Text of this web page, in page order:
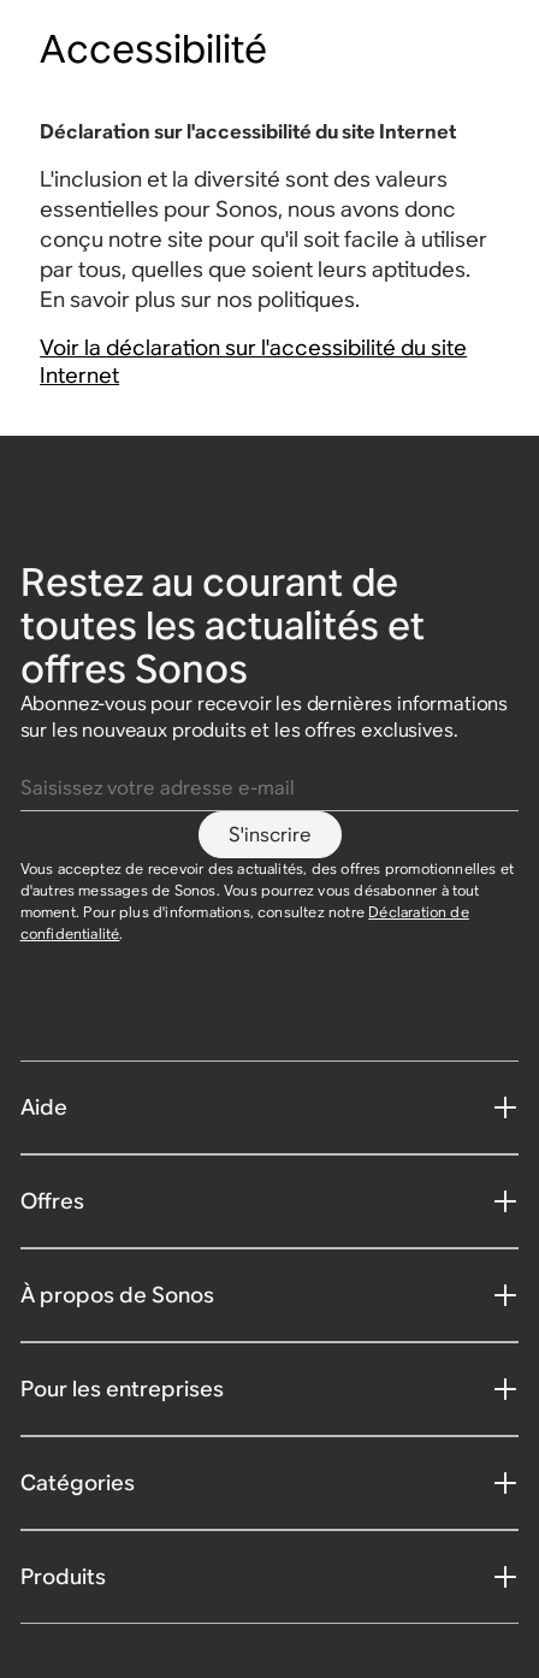
Accessibilité
Déclaration sur l'accessibilité du site Internet
L'inclusion et la diversité sont des valeurs
essentielles pour Sonos, nous avons donc
conçu notre site pour qu'il soit facile à utiliser
par tous, quelles que soient leurs aptitudes.
En savoir plus sur nos politiques.
Voir la déclaration sur l'accessibilité du site
Internet
Restez au courant de
toutes les actualités et
offres Sonos
Abonnez-vous pour recevoir les dernières informations
sur les nouveaux produits et les offres exclusives.
S'inscrire
Vous acceptez de recevoir des actualités, des offres promotionnelles et
d'autres messages de Sonos. Vous pourrez vous désabonner à tout
moment. Pour plus d'informations, consultez notre Déclaration de
confidentialité.
Aide
Offres
À propos de Sonos
Pour les entreprises
Catégories
Produits